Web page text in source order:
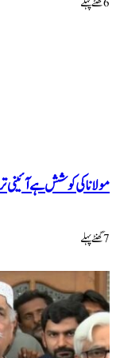
مولانا کی کوشش ہے آئینی
7 گھنٹےپہلے